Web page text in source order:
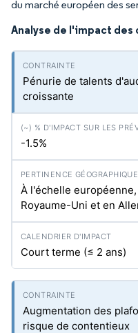
du marché européen des
Analyse de l'impact
Pénurie de talents
croissante
-1.5%
À l'échelle
Royaume-Uni et en
Court terme (≤ 2 ans)
Augmentation des
risque de contentieux